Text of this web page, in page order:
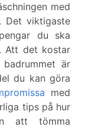
med
. Det viktigaste
du ska
Att det kostar
är
du kan göra
med
tips på hur
att tömma